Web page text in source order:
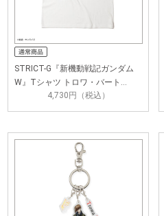
STRICT-G『新機動戦記ガンダム
W』Tシャツ トロワ・バート…
4,730円（税込）